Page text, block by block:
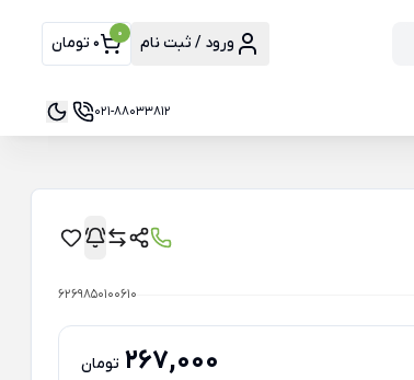
ورود / ثبت نام 0 0 تومان
021-88033812
6269850100610
267,000 تومان